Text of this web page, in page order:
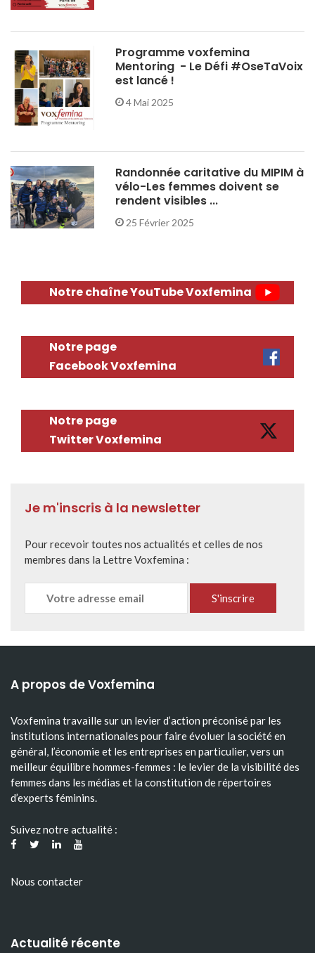
Programme voxfemina
Mentoring - Le Défi #OseTaVoix
est lancé !
4 Mai 2025
Randonnée caritative du MIPIM à
vélo-Les femmes doivent se
rendent visibles ...
25 Février 2025
Notre chaîne YouTube Voxfemina
Notre page
Facebook Voxfemina
Notre page
Twitter Voxfemina
Je m'inscris à la newsletter
Pour recevoir toutes nos actualités et celles de nos
membres dans la Lettre Voxfemina :
A propos de Voxfemina
Voxfemina travaille sur un levier d’action préconisé par les
institutions internationales pour faire évoluer la société en
général, l’économie et les entreprises en particulier, vers un
meilleur équilibre hommes-femmes : le levier de la visibilité des
femmes dans les médias et la constitution de répertoires
d’experts féminins.
Suivez notre actualité :
Nous contacter
Actualité récente